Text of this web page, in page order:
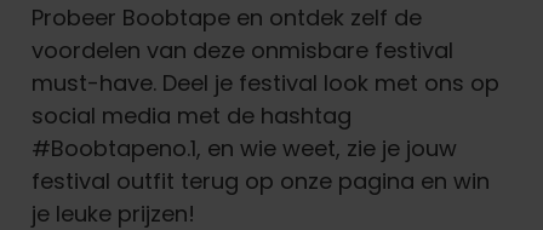
Probeer Boobtape en ontdek zelf de
voordelen van deze onmisbare festival
must-have. Deel je festival look met ons op
social media met de hashtag
#Boobtapeno.1, en wie weet, zie je jouw
festival outfit terug op onze pagina en win
je leuke prijzen!